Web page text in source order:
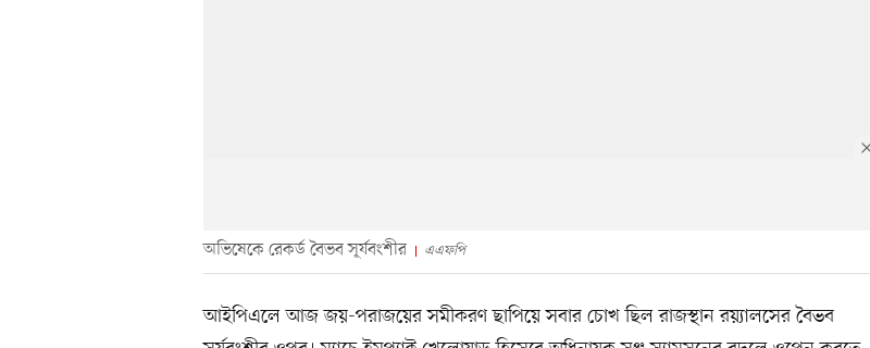
অভিষেকে রেকর্ড বৈভব সূর্যবংশীর এএফপি
আইপিএলে আজ জয়-পরাজয়ের সমীকরণ ছাপিয়ে সবার চোখ ছিল রাজস্থান রয়্যালসের বৈভব